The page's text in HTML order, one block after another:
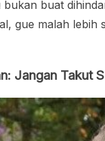
buat
gue malah lebih
Jangan Takut